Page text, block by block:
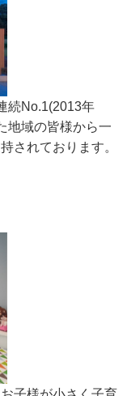
続No.1(2013年
地域の皆様から一
されております。